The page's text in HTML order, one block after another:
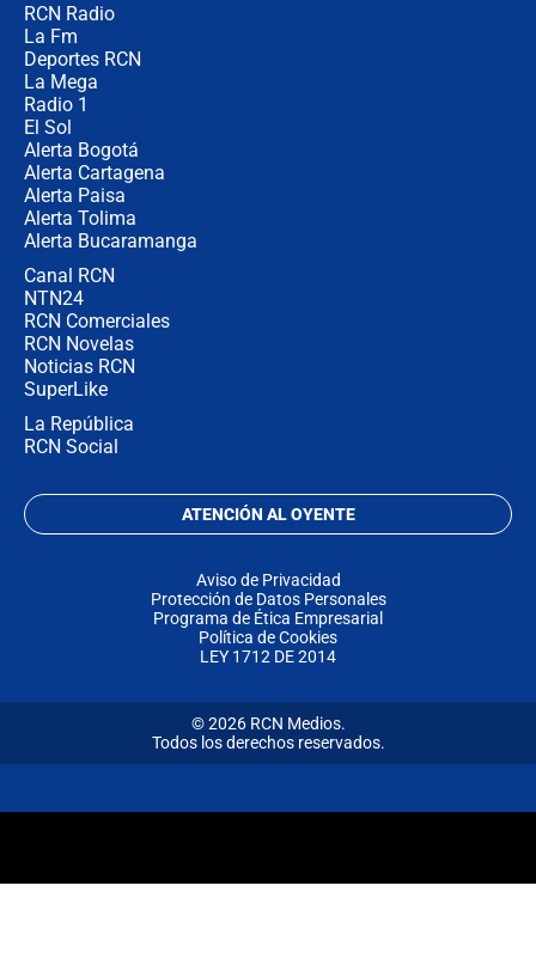
RCN Radio
La Fm
Deportes RCN
La Mega
Radio 1
El Sol
Alerta Bogotá
Alerta Cartagena
Alerta Paisa
Alerta Tolima
Alerta Bucaramanga
Canal RCN
NTN24
RCN Comerciales
RCN Novelas
Noticias RCN
SuperLike
La República
RCN Social
ATENCIÓN AL OYENTE
Aviso de Privacidad
Protección de Datos Personales
Programa de Ética Empresarial
Política de Cookies
LEY 1712 DE 2014
© 2026 RCN Medios.
Todos los derechos reservados.